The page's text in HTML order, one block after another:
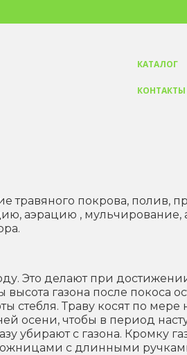
КАТАЛОГ
КОНТАКТЫ
травяного покрова, полив,
аэрацию , мульчирование,
Это делают при
газона после покоса
стебля. Траву косят по
осени, чтобы в период
убирают с газона. Кромку
с длинными